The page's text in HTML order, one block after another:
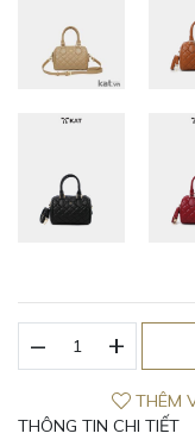
Kat
+
_
THÊM
THÔNG TIN CHI TIẾT